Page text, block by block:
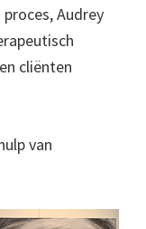
Audrey
cliënten
van